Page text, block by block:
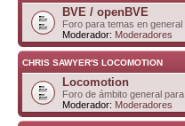
BVE / openBVE
Foro para temas en
Moderador: Moderadores
CHRIS SAWYER'S LOCOMOTION
Locomotion
Foro de ámbito general
Moderador: Moderadores